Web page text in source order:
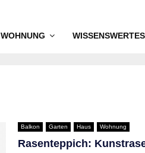
WOHNUNG WISSENSWERTES
Balkon Garten Haus Wohnung
Rasenteppich: